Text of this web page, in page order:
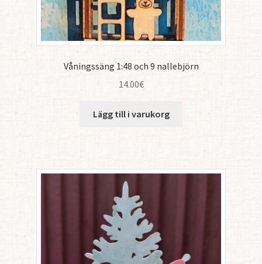
Våningssäng 1:48 och 9 nallebjörn
14.00€
Lägg till i varukorg